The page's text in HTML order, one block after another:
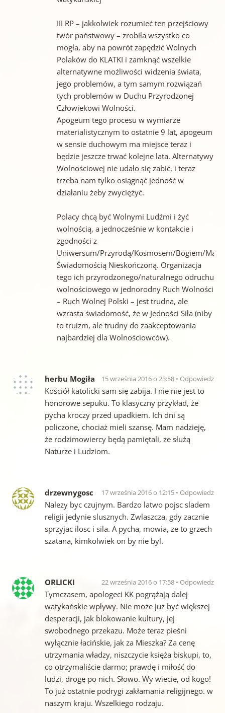
III RP – jakkolwiek rozumieć ten przejściowy
twór państwowy – zrobiła wszystko co
mogła, aby na powrót zapędzić Wolnych
Polaków do KLATKI i zamknąć wszelkie
alternatywne możliwości widzenia świata,
jego problemów, a tym samym rozwiązań
tych problemów w Duchu Przyrodzonej
Człowiekowi Wolności.
Apogeum tego procesu w wymiarze
materialistycznym to ostatnie 9 lat, apogeum
w sensie duchowym ma miejsce teraz i
będzie jeszcze trwać kolejne lata. Alternatywy
Wolnościowej nie udało się zabić, i teraz
trzeba nam tylko osiągnąć jedność w
działaniu żeby zwyciężyć.
Polacy chcą być Wolnymi Ludźmi i żyć
wolnością, a jednocześnie w kontakcie i
zgodności z
Uniwersum/Przyrodą/Kosmosem/Bogiem/
Świadomością Nieskończoną. Organizacja
tego ich przyrodzonego/naturalnego odruchu
wolnościowego w jednorodny Ruch Wolności
– Ruch Wolnej Polski – jest trudna, ale
wzrasta świadomość, że w Jedności Siła (niby
to truizm, ale trudny do zaakceptowania
najbardziej dla Wolnościowców).
herbu Mogiła 15 września 2016 o 23:58 Odpowiedz
Kościół katolicki sam się zabija. I nie nie jest to
honorowe sepuku. To klasyczny przykład, że
pycha kroczy przed upadkiem. Ich dni są
policzone, chociaż mieli szansę. Mam nadzieję,
że rodzimowiercy będą pamiętali, że służą
Naturze i Ludziom.
drzewnygosc 17 września 2016 o 12:15 Odpowiedz
Nalezy byc czujnym. Bardzo latwo pojsc sladem
religii jedynie slusznych. Zwlaszcza, gdy zacznie
sprzyjac ilosc i sila. A pycha, mowia, ze to grzech
szatana, kimkolwiek on by nie byl.
ORLICKI 22 września 2016 o 17:58 Odpowiedz
Tymczasem, apologeci KK pogrążają dalej
watykańskie wpływy. Nie może już być większej
desperacji, jak blokowanie kultury, jej
swobodnego przekazu. Może teraz pieśni
wyłącznie łacińskie, jak za Mieszka? Za cenę
utrzymania władzy, niszczycie księża biskupi, to,
co otrzymaliście darmo; prawdę i miłość do
ludzi, drogę po nich. Słowo. Wy wiecie, od kogo!
To już ostatnie podrygi zakłamania religijnego. w
naszym kraju. Wszelkiego rodzaju.